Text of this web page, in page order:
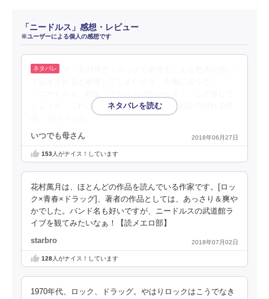
「ニードルス」感想・レビュー
※ユーザーによる個人の感想です
しょうか。これは読み手を選ぶというか、好みの別れる作
いつでも母さん 2018年06月27日
153人がナイス！しています
花村萬月は、ほとんどの作品を読んでいる作家です。[ロッ
ク×青春×ドラッグ]、著者の作品としては、あっさり＆爽や
かでした。バンド名も好いですが、ニードルスの武道館ラ
イブを観てみたいなぁ！【読メエロ部】
starbro 2018年07月02日
128人がナイス！しています
1970年代、ロック、ドラッグ。やはりロックはこうでなき